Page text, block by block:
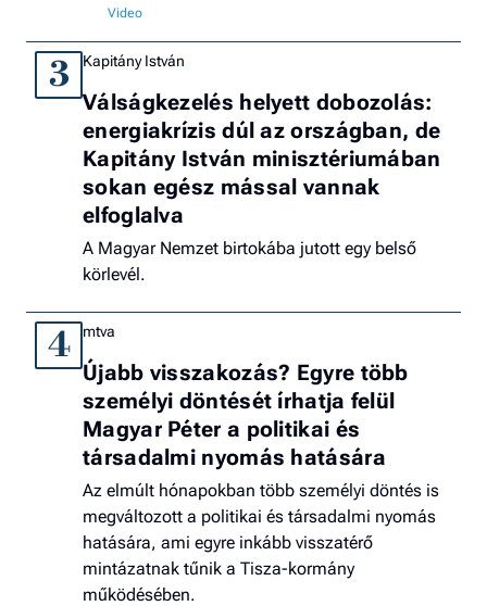
3 Kapitány István
Válságkezelés helyett dobozolás:
energiakrízis dúl az országban, de
Kapitány István minisztériumában
sokan egész mással vannak
elfoglalva
A Magyar Nemzet birtokába jutott egy belső
körlevél.
4 mtva
Újabb visszakozás? Egyre több
személyi döntését írhatja felül
Magyar Péter a politikai és
társadalmi nyomás hatására
Az elmúlt hónapokban több személyi döntés is
megváltozott a politikai és társadalmi nyomás
hatására, ami egyre inkább visszatérő
mintázatnak tűnik a Tisza-kormány
működésében.